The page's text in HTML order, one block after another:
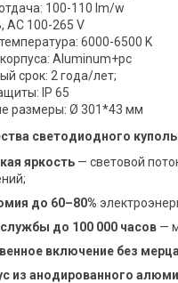
100-110 lm/w
AC 100-265 V
6000-6500 K
Aluminum+pc
срок: 2 года/лет;
IP 65
размеры: Ø 301*43 мм
светодиодного
яркость — световой
до 60–80%
до 100 000 часов —
включение без
из анодированного